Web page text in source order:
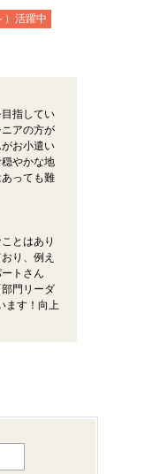
）活躍中
指してい
アの方が
お小遣い
やかな地
っても難
とはあり
り、例え
トさん
門リーダ
ます！向上